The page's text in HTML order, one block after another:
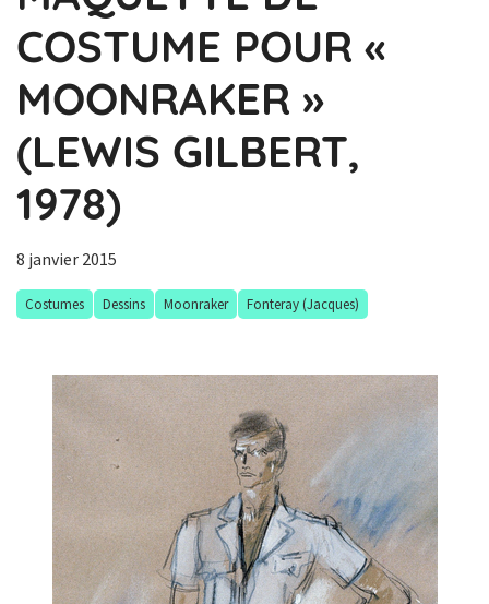
COSTUME POUR «
MOONRAKER »
(LEWIS GILBERT,
1978)
8 janvier 2015
Costumes Dessins Moonraker Fonteray (Jacques)